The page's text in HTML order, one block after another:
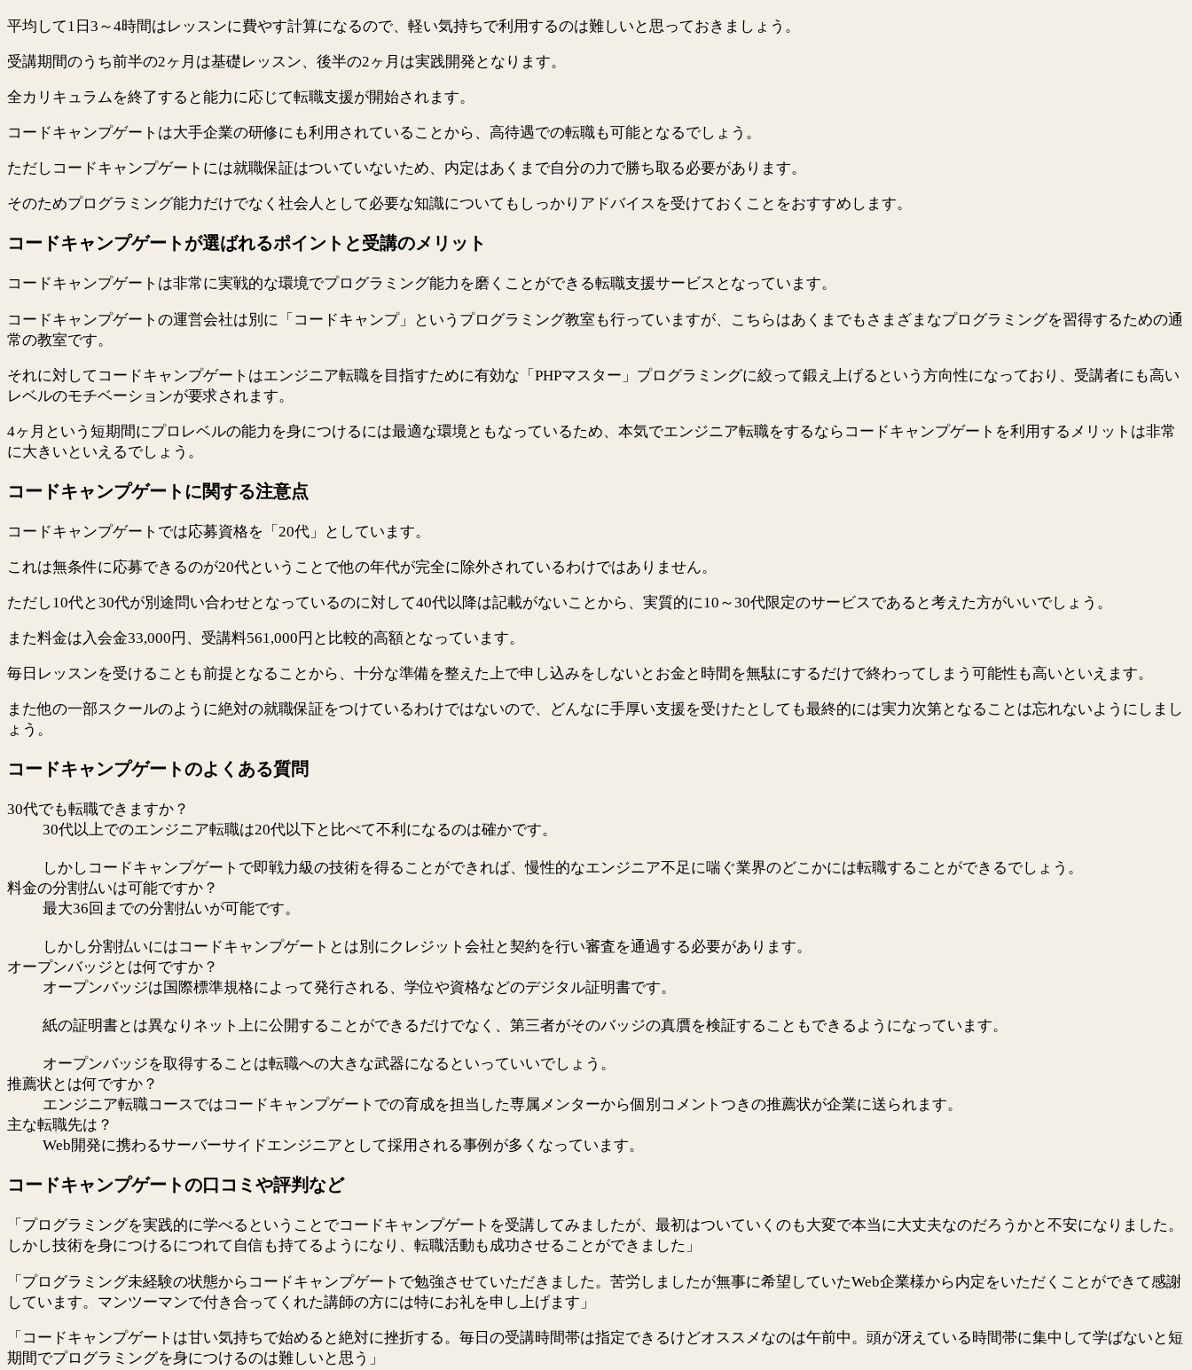
平均して1日3～4時間はレッスンに費やす計算になるので、軽い気持ちで利用するのは難しいと思っておきましょう。
受講期間のうち前半の2ヶ月は基礎レッスン、後半の2ヶ月は実践開発となります。
全カリキュラムを終了すると能力に応じて転職支援が開始されます。
コードキャンプゲートは大手企業の研修にも利用されていることから、高待遇での転職も可能となるでしょう。
ただしコードキャンプゲートには就職保証はついていないため、内定はあくまで自分の力で勝ち取る必要があります。
そのためプログラミング能力だけでなく社会人として必要な知識についてもしっかりアドバイスを受けておくことをおすすめします。
コードキャンプゲートが選ばれるポイントと受講のメリット
コードキャンプゲートは非常に実戦的な環境でプログラミング能力を磨くことができる転職支援サービスとなっています。
コードキャンプゲートの運営会社は別に「コードキャンプ」というプログラミング教室も行っていますが、こちらはあくまでもさまざまなプログラミングを習得するための通
常の教室です。
それに対してコードキャンプゲートはエンジニア転職を目指すために有効な「PHPマスター」プログラミングに絞って鍛え上げるという方向性になっており、受講者にも高い
レベルのモチベーションが要求されます。
4ヶ月という短期間にプロレベルの能力を身につけるには最適な環境ともなっているため、本気でエンジニア転職をするならコードキャンプゲートを利用するメリットは非常
に大きいといえるでしょう。
コードキャンプゲートに関する注意点
コードキャンプゲートでは応募資格を「20代」としています。
これは無条件に応募できるのが20代ということで他の年代が完全に除外されているわけではありません。
ただし10代と30代が別途問い合わせとなっているのに対して40代以降は記載がないことから、実質的に10～30代限定のサービスであると考えた方がいいでしょう。
また料金は入会金33,000円、受講料561,000円と比較的高額となっています。
毎日レッスンを受けることも前提となることから、十分な準備を整えた上で申し込みをしないとお金と時間を無駄にするだけで終わってしまう可能性も高いといえます。
また他の一部スクールのように絶対の就職保証をつけているわけではないので、どんなに手厚い支援を受けたとしても最終的には実力次第となることは忘れないようにしまし
ょう。
コードキャンプゲートのよくある質問
30代でも転職できますか？
30代以上でのエンジニア転職は20代以下と比べて不利になるのは確かです。
しかしコードキャンプゲートで即戦力級の技術を得ることができれば、慢性的なエンジニア不足に喘ぐ業界のどこかには転職することができるでしょう。
料金の分割払いは可能ですか？
最大36回までの分割払いが可能です。
しかし分割払いにはコードキャンプゲートとは別にクレジット会社と契約を行い審査を通過する必要があります。
オープンバッジとは何ですか？
オープンバッジは国際標準規格によって発行される、学位や資格などのデジタル証明書です。
紙の証明書とは異なりネット上に公開することができるだけでなく、第三者がそのバッジの真贋を検証することもできるようになっています。
オープンバッジを取得することは転職への大きな武器になるといっていいでしょう。
推薦状とは何ですか？
エンジニア転職コースではコードキャンプゲートでの育成を担当した専属メンターから個別コメントつきの推薦状が企業に送られます。
主な転職先は？
Web開発に携わるサーバーサイドエンジニアとして採用される事例が多くなっています。
コードキャンプゲートの口コミや評判など
「プログラミングを実践的に学べるということでコードキャンプゲートを受講してみましたが、最初はついていくのも大変で本当に大丈夫なのだろうかと不安になりました。
しかし技術を身につけるにつれて自信も持てるようになり、転職活動も成功させることができました」
「プログラミング未経験の状態からコードキャンプゲートで勉強させていただきました。苦労しましたが無事に希望していたWeb企業様から内定をいただくことができて感謝
しています。マンツーマンで付き合ってくれた講師の方には特にお礼を申し上げます」
「コードキャンプゲートは甘い気持ちで始めると絶対に挫折する。毎日の受講時間帯は指定できるけどオススメなのは午前中。頭が冴えている時間帯に集中して学ばないと短
期間でプログラミングを身につけるのは難しいと思う」